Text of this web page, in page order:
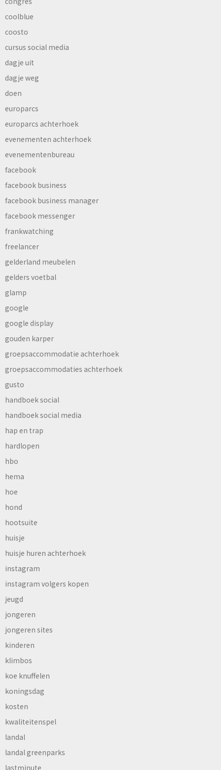
coolblue
coosto
cursus social media
dagje uit
dagje weg
doen
europarcs
europarcs achterhoek
evenementen achterhoek
evenementenbureau
facebook
facebook business
facebook business manager
facebook messenger
frankwatching
freelancer
gelderland meubelen
gelders voetbal
glamp
google
google display
gouden karper
groepsaccommodatie achterhoek
groepsaccommodaties achterhoek
gusto
handboek social
handboek social media
hap en trap
hardlopen
hbo
hema
hoe
hond
hootsuite
huisje
huisje huren achterhoek
instagram
instagram volgers kopen
jeugd
jongeren
jongeren sites
kinderen
klimbos
koe knuffelen
koningsdag
kosten
kwaliteitenspel
landal
landal greenparks
lastminute